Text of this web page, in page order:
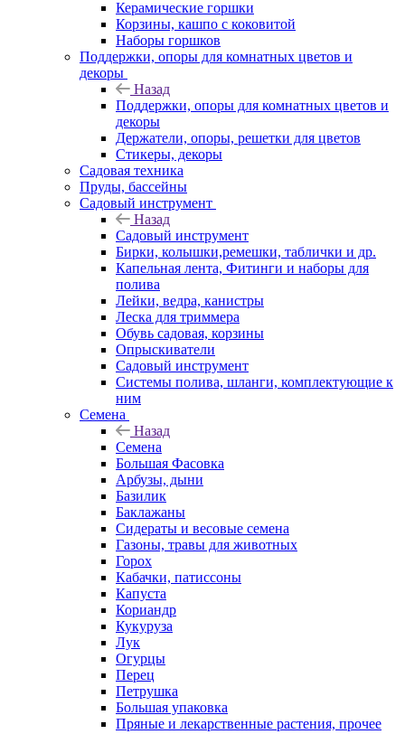
Керамические горшки
Корзины, кашпо с коковитой
Наборы горшков
Поддержки, опоры для комнатных цветов и
декоры
Назад
Поддержки, опоры для комнатных цветов и
декоры
Держатели, опоры, решетки для цветов
Стикеры, декоры
Садовая техника
Пруды, бассейны
Садовый инструмент
Назад
Садовый инструмент
Бирки, колышки,ремешки, таблички и др.
Капельная лента, Фитинги и наборы для
полива
Лейки, ведра, канистры
Леска для триммера
Обувь садовая, корзины
Опрыскиватели
Садовый инструмент
Системы полива, шланги, комплектующие к
ним
Семена
Назад
Семена
Большая Фасовка
Арбузы, дыни
Базилик
Баклажаны
Сидераты и весовые семена
Газоны, травы для животных
Горох
Кабачки, патиссоны
Капуста
Кориандр
Кукуруза
Лук
Огурцы
Перец
Петрушка
Большая упаковка
Пряные и лекарственные растения, прочее